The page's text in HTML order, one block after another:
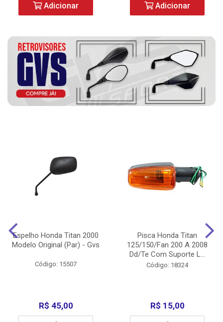
Adicionar Adicionar
Espelho Honda Titan 2000
Modelo Original (Par) - Gvs
Código: 15507
R$ 45,00
Pisca Honda Titan
125/150/Fan 200 A 2008
Dd/Te Com Suporte L...
Código: 18324
R$ 15,00